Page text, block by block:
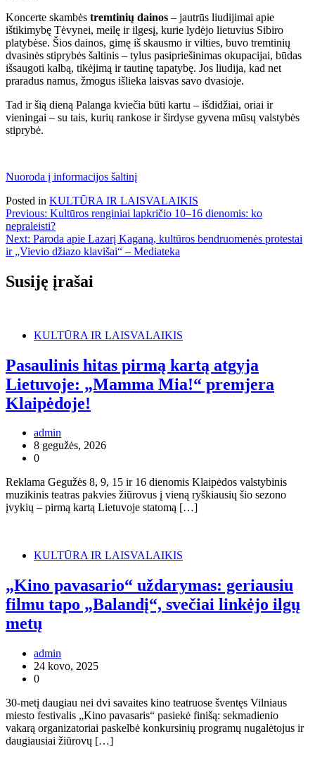
Koncerte skambės tremtinių dainos – jautrūs liudijimai apie
ištikimybę Tėvynei, meilę ir ilgesį, kurie lydėjo lietuvius Sibiro
platybėse. Šios dainos, gimę iš skausmo ir vilties, buvo tremtinių
dvasinės stiprybės šaltinis – tylus pasipriešinimas okupacijai, būdas
išsaugoti kalbą, tikėjimą ir tautinę tapatybę. Jos liudija, kad net
praradus namus, žmogus išlieka laisvas savo dvasioje.
Tad ir šią dieną Palanga kviečia būti kartu – išdidžiai, oriai ir
vieningai – su tais, kurių rankose ir širdyse gyvena mūsų valstybės
stiprybė.
Nuoroda į informacijos šaltinį
Posted in KULTŪRA IR LAISVALAIKIS
Navigacija
tarp
įrašų
Previous: Kultūros renginiai lapkričio 10–16 dienomis: ko
nepraleisti?
Next: Paroda apie Lazarį Kaganą, kultūros bendruomenės protestai
ir „Vievio džiazo klavišai“ – Mediateka
Susiję įrašai
KULTŪRA IR LAISVALAIKIS
Pasaulinis hitas pirmą kartą atgyja
Lietuvoje: „Mamma Mia!“ premjera
Klaipėdoje!
admin
8 gegužės, 2026
0
Reklama Gegužės 8, 9, 15 ir 16 dienomis Klaipėdos valstybinis
muzikinis teatras pakvies žiūrovus į vieną ryškiausių šio sezono
įvykių – pirmą kartą Lietuvoje statomą […]
KULTŪRA IR LAISVALAIKIS
„Kino pavasario“ uždarymas: geriausiu
filmu tapo „Balandį“, svečiai linkėjo ilgų
metų
admin
24 kovo, 2025
0
30-metį daugiau nei dvi savaites kino teatruose šventęs Vilniaus
miesto festivalis „Kino pavasaris“ pasiekė finišą: sekmadienio
vakarą organizatoriai paskelbė konkursinių programų nugalėtojus ir
daugiausiai žiūrovų […]